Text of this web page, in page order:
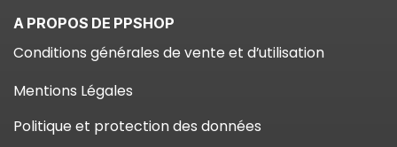
A PROPOS DE PPSHOP
Conditions générales de vente et d’utilisation
Mentions Légales
Politique et protection des données